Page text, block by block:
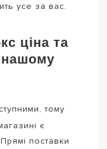
усе за вас.
ціна та
нашому
тому
є
поставки